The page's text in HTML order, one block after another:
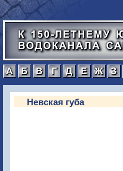
Тематический
а б в г
Невская губа